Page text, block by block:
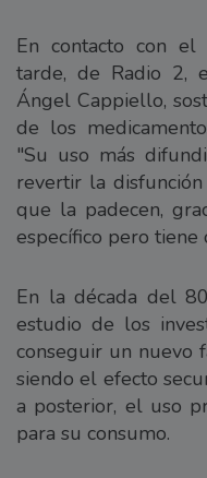
En contacto con
tarde, de Radio 2,
Ángel Cappiello,
de los
"Su uso más
revertir la
que la padecen,
específico pero tiene
En la década del
estudio de los
conseguir un nuevo
siendo el efecto
a posterior, el uso
para su consumo.